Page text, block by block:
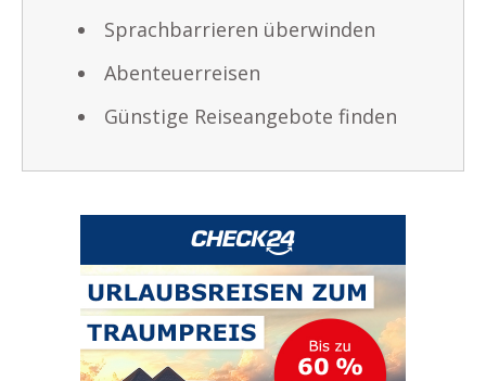
Sprachbarrieren überwinden
Abenteuerreisen
Günstige Reiseangebote finden